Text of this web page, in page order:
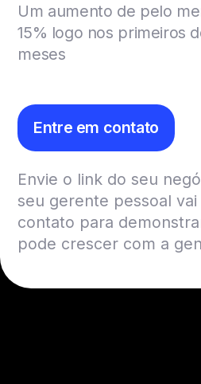
Um aumento de pelo
15% logo nos primeiros
meses
Entre em contato
Envie o link do seu
seu gerente pessoal
contato para
pode crescer com a